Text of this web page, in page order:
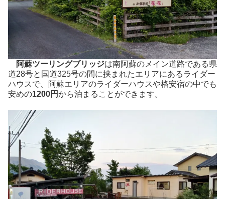
阿蘇ツーリングブリッジは南阿蘇のメイン道路である県
道28号と国道325号の間に挟まれたエリアにあるライダー
ハウスで、阿蘇エリアのライダーハウスや格安宿の中でも
安めの1200円から泊まることができます。